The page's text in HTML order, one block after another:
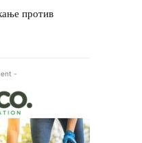
против
-